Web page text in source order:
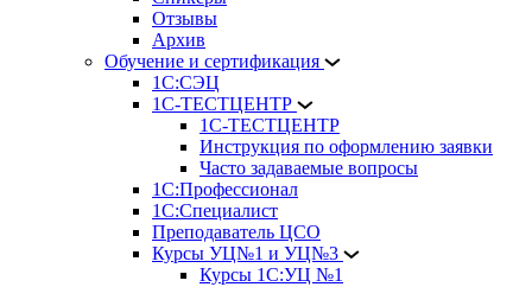
Отзывы
Архив
Обучение и сертификация
1С:СЭЦ
1С-ТЕСТЦЕНТР
1С-ТЕСТЦЕНТР
Инструкция по оформлению заявки
Часто задаваемые вопросы
1С:Профессионал
1С:Специалист
Преподаватель ЦСО
Курсы УЦ№1 и УЦ№3
Курсы 1С:УЦ №1